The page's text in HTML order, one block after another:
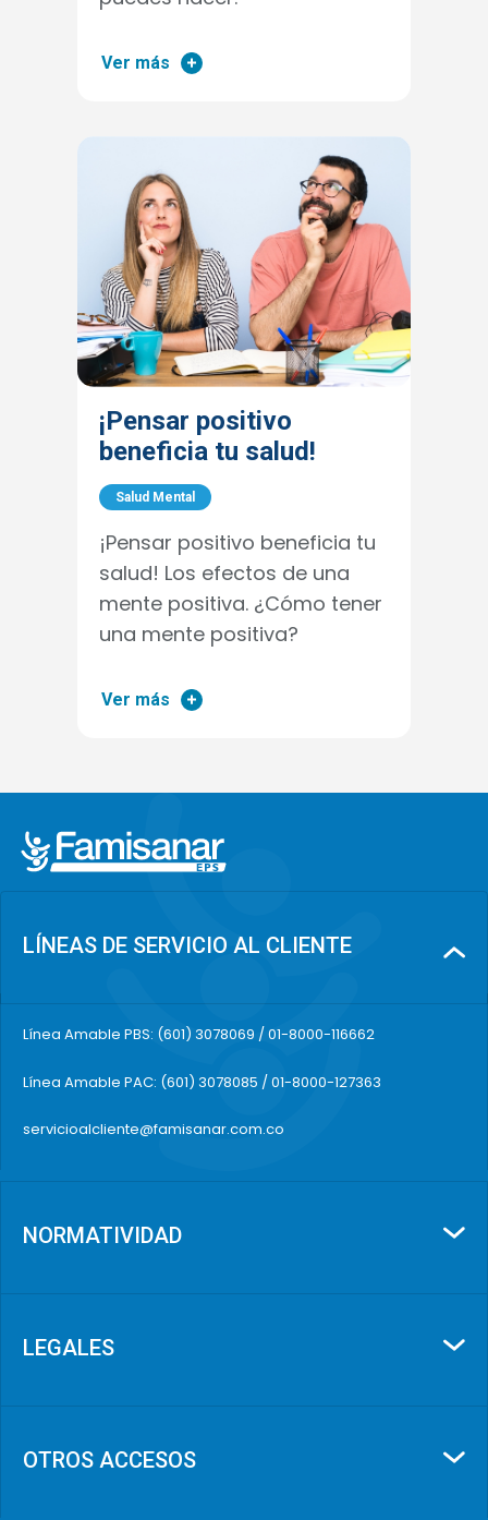
Ver más
¡Pensar positivo
beneficia tu salud!
Salud Mental
¡Pensar positivo beneficia tu
salud! Los efectos de una
mente positiva. ¿Cómo tener
una mente positiva?
Ver más
LÍNEAS DE SERVICIO AL CLIENTE
Línea Amable PBS: (601) 3078069 / 01-8000-116662
Línea Amable PAC: (601) 3078085 / 01-8000-127363
servicioalcliente@famisanar.com.co
NORMATIVIDAD
LEGALES
OTROS ACCESOS